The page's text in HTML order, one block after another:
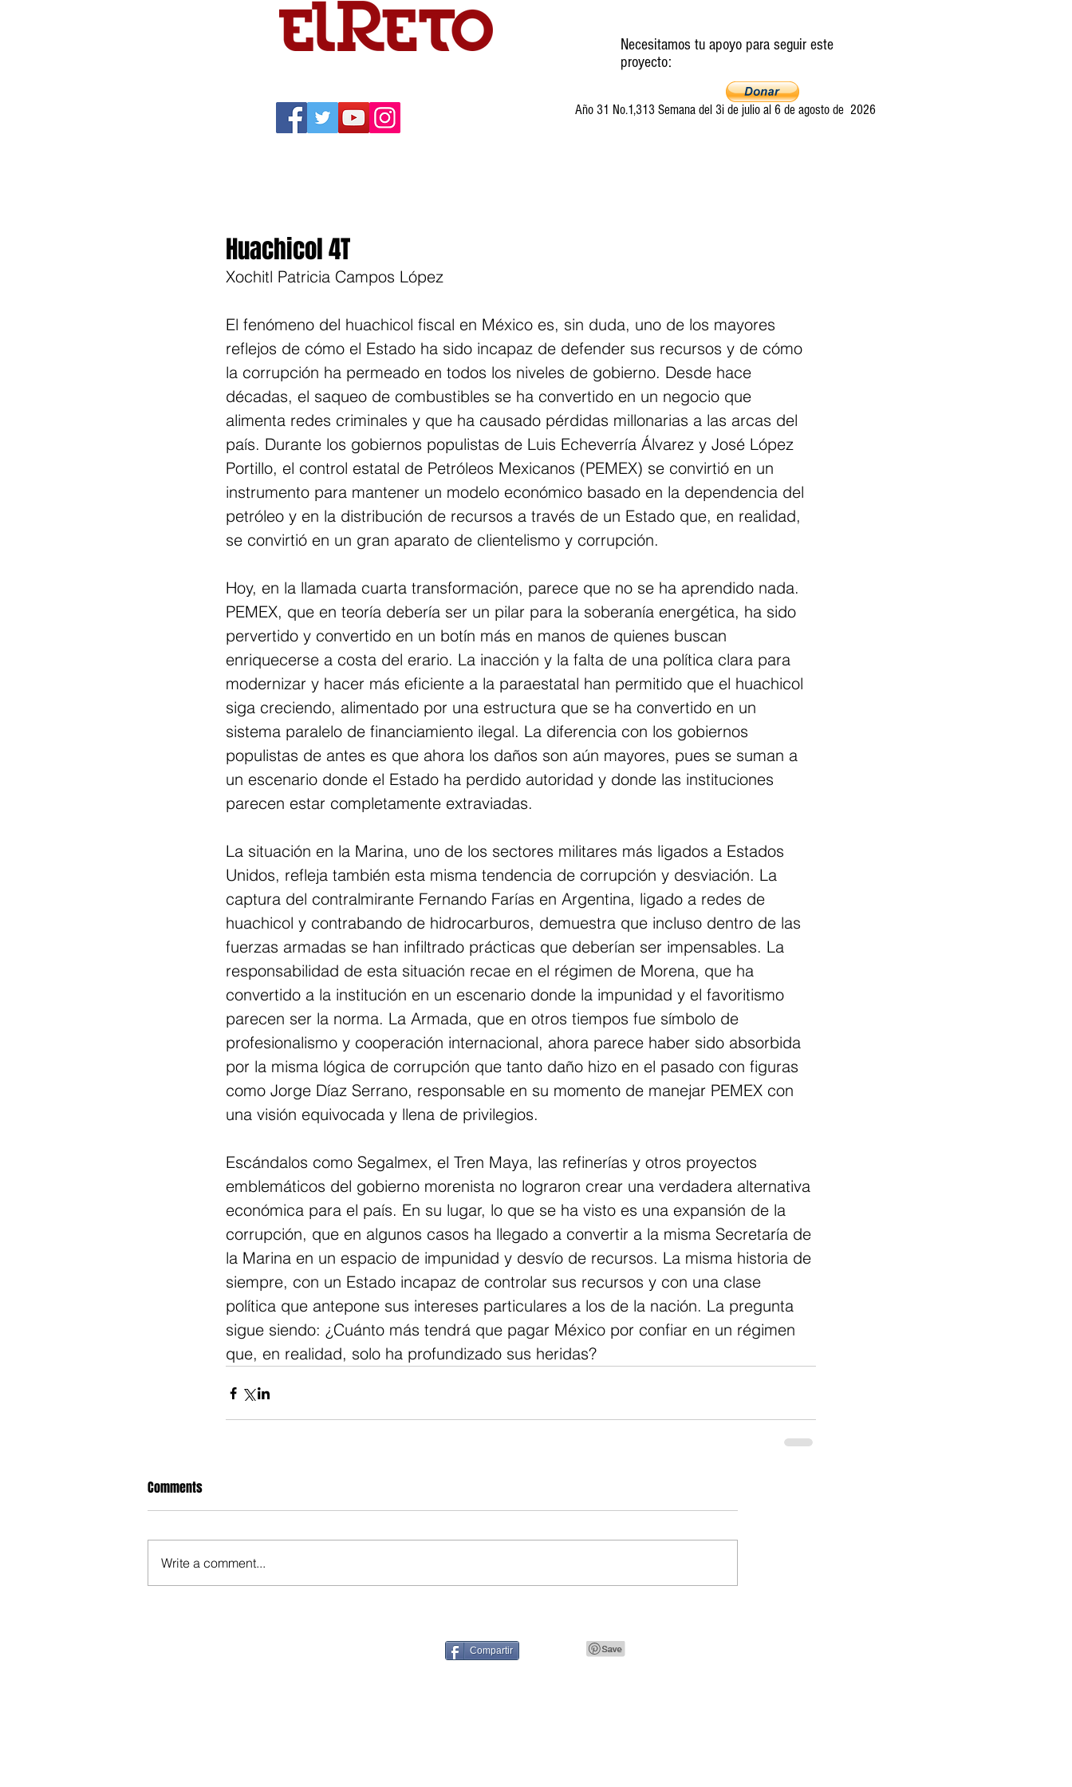
Necesitamos tu apoyo para seguir este
proyecto:
Año 31 No.1,313 Semana del 3i de julio al 6 de agosto de 2026
Huachicol 4T
Xochitl Patricia Campos López
El fenómeno del huachicol fiscal en México es, sin duda, uno de los mayores
reflejos de cómo el Estado ha sido incapaz de defender sus recursos y de cómo
la corrupción ha permeado en todos los niveles de gobierno. Desde hace
décadas, el saqueo de combustibles se ha convertido en un negocio que
alimenta redes criminales y que ha causado pérdidas millonarias a las arcas del
país. Durante los gobiernos populistas de Luis Echeverría Álvarez y José López
Portillo, el control estatal de Petróleos Mexicanos (PEMEX) se convirtió en un
instrumento para mantener un modelo económico basado en la dependencia del
petróleo y en la distribución de recursos a través de un Estado que, en realidad,
se convirtió en un gran aparato de clientelismo y corrupción.
Hoy, en la llamada cuarta transformación, parece que no se ha aprendido nada.
PEMEX, que en teoría debería ser un pilar para la soberanía energética, ha sido
pervertido y convertido en un botín más en manos de quienes buscan
enriquecerse a costa del erario. La inacción y la falta de una política clara para
modernizar y hacer más eficiente a la paraestatal han permitido que el huachicol
siga creciendo, alimentado por una estructura que se ha convertido en un
sistema paralelo de financiamiento ilegal. La diferencia con los gobiernos
populistas de antes es que ahora los daños son aún mayores, pues se suman a
un escenario donde el Estado ha perdido autoridad y donde las instituciones
parecen estar completamente extraviadas.
La situación en la Marina, uno de los sectores militares más ligados a Estados
Unidos, refleja también esta misma tendencia de corrupción y desviación. La
captura del contralmirante Fernando Farías en Argentina, ligado a redes de
huachicol y contrabando de hidrocarburos, demuestra que incluso dentro de las
fuerzas armadas se han infiltrado prácticas que deberían ser impensables. La
responsabilidad de esta situación recae en el régimen de Morena, que ha
convertido a la institución en un escenario donde la impunidad y el favoritismo
parecen ser la norma. La Armada, que en otros tiempos fue símbolo de
profesionalismo y cooperación internacional, ahora parece haber sido absorbida
por la misma lógica de corrupción que tanto daño hizo en el pasado con figuras
como Jorge Díaz Serrano, responsable en su momento de manejar PEMEX con
una visión equivocada y llena de privilegios.
Escándalos como Segalmex, el Tren Maya, las refinerías y otros proyectos
emblemáticos del gobierno morenista no lograron crear una verdadera alternativa
económica para el país. En su lugar, lo que se ha visto es una expansión de la
corrupción, que en algunos casos ha llegado a convertir a la misma Secretaría de
la Marina en un espacio de impunidad y desvío de recursos. La misma historia de
siempre, con un Estado incapaz de controlar sus recursos y con una clase
política que antepone sus intereses particulares a los de la nación. La pregunta
sigue siendo: ¿Cuánto más tendrá que pagar México por confiar en un régimen
que, en realidad, solo ha profundizado sus heridas?
Comments
Write a comment...
Compartir